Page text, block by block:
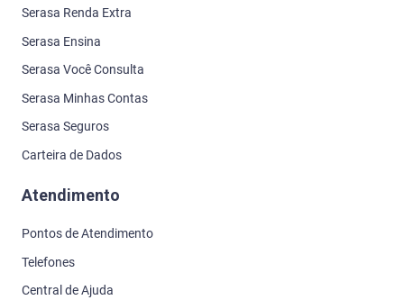
Serasa Renda Extra
Serasa Ensina
Serasa Você Consulta
Serasa Minhas Contas
Serasa Seguros
Carteira de Dados
Atendimento
Pontos de Atendimento
Telefones
Central de Ajuda